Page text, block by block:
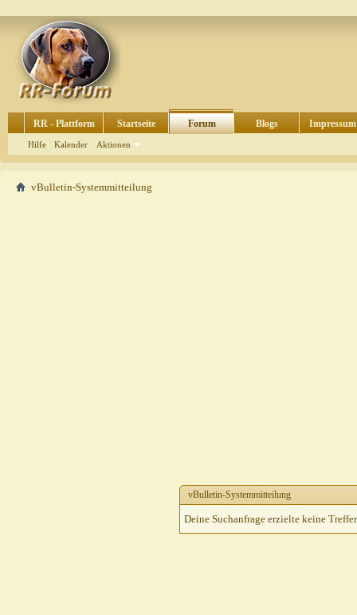
RR - Plattform Startseite Forum
Hilfe Kalender Aktionen
Blogs Impressum
vBulletin-Systemmitteilung
vBulletin-Systemmitteilung
Deine Suchanfrage erzielte keine